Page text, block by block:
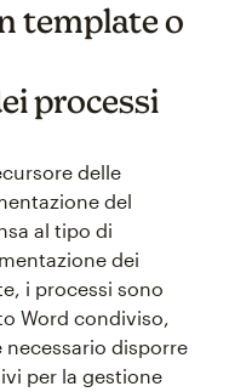
template o
processi
delle
del
al tipo di
dei
i processi sono
Word condiviso,
necessario disporre
per la gestione